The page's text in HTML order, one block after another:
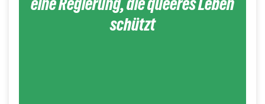
schützt